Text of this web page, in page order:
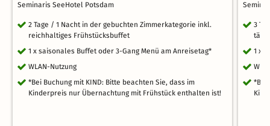
Seminaris SeeHotel Potsdam
2 Tage / 1 Nacht in der gebuchten Zimmerkategorie inkl.
reichhaltiges Frühstücksbuffet
1 x saisonales Buffet oder 3-Gang Menü am Anreisetag*
WLAN-Nutzung
*Bei Buchung mit KIND: Bitte beachten Sie, dass im
Kinderpreis nur Übernachtung mit Frühstück enthalten ist!
3
1 x
*Bei